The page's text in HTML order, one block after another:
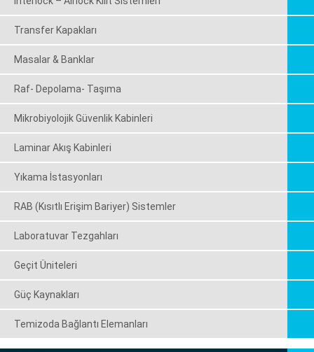
Transfer Kapakları
Masalar & Banklar
Raf- Depolama- Taşıma
Mikrobiyolojik Güvenlik Kabinleri
Laminar Akış Kabinleri
Yıkama İstasyonları
RAB (Kısıtlı Erişim Bariyer) Sistemler
Laboratuvar Tezgahları
Geçit Üniteleri
Güç Kaynakları
Temizoda Bağlantı Elemanları